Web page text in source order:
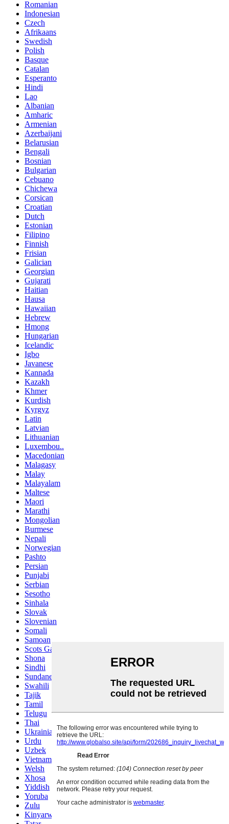
Romanian
Indonesian
Czech
Afrikaans
Swedish
Polish
Basque
Catalan
Esperanto
Hindi
Lao
Albanian
Amharic
Armenian
Azerbaijani
Belarusian
Bengali
Bosnian
Bulgarian
Cebuano
Chichewa
Corsican
Croatian
Dutch
Estonian
Filipino
Finnish
Frisian
Galician
Georgian
Gujarati
Haitian
Hausa
Hawaiian
Hebrew
Hmong
Hungarian
Icelandic
Igbo
Javanese
Kannada
Kazakh
Khmer
Kurdish
Kyrgyz
Latin
Latvian
Lithuanian
Luxembou..
Macedonian
Malagasy
Malay
Malayalam
Maltese
Maori
Marathi
Mongolian
Burmese
Nepali
Norwegian
Pashto
Persian
Punjabi
Serbian
Sesotho
Sinhala
Slovak
Slovenian
Somali
Samoan
Scots Gaelic
Shona
Sindhi
Sundanese
Swahili
Tajik
Tamil
Telugu
Thai
Ukrainian
Urdu
Uzbek
Vietnamese
Welsh
Xhosa
Yiddish
Yoruba
Zulu
Kinyarwanda